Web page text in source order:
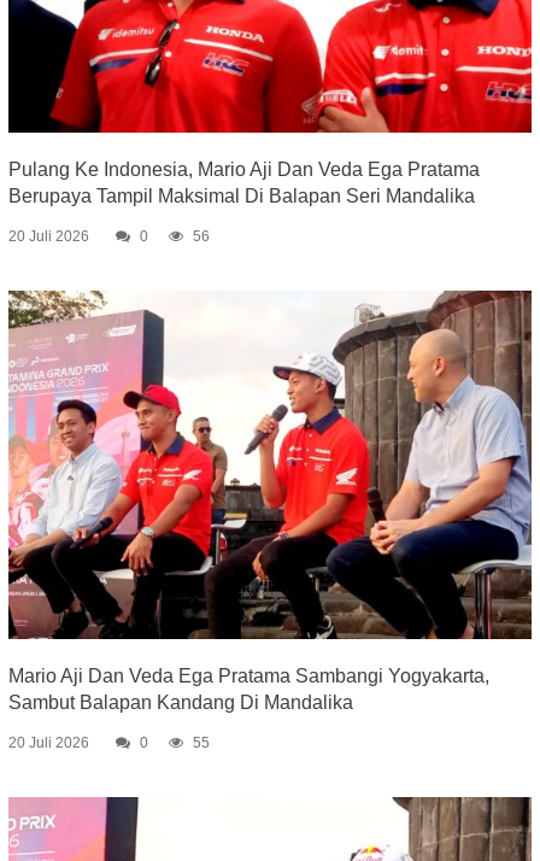
Pulang Ke Indonesia, Mario Aji Dan Veda Ega Pratama
Berupaya Tampil Maksimal Di Balapan Seri Mandalika
20 Juli 2026 0 56
Mario Aji Dan Veda Ega Pratama Sambangi Yogyakarta,
Sambut Balapan Kandang Di Mandalika
20 Juli 2026 0 55